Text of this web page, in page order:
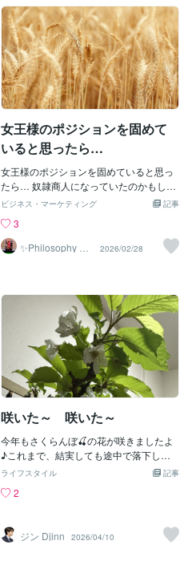
「今、本当は何をやめたいの？」「何を
始めたいの？」答えはすぐには出なくて
も大丈夫。でも、この問いが魂との対話
をスタートさせてくれます。おわりに：
身体が教えてくれる“進化のタイミン
グ”スピリチュアル的に、「疲れ」は悪い
ものではありません。むしろそれは、“方
向転換のサイン”だったり、“変化の前
兆”だったりするのです。どうか、自分を
責めないでください
す。言葉遣いや態度には気をつけましょ
う。一呼吸置いて、柔らかく喋るように
すると運が向いてきます。常に相手のこ
とを思いやる姿勢を忘れずに。友達から
の相談事は、解決策を提示するのではな
く、しっかりと聞く側になりましょう。꙳
✧˖°⌖ラッキーカラーはシルバーです。꙳✧
˖°⌖💓タロットカード78枚を使って、あな
たの「過去・現在・未来」をじっくりと
読み解きます。今の状況やこれからの展
開について丁寧にお伝えし、心のもやも
やや不安を少しでも軽くできるようサポ
ートします。💓そのほかのテーマについ
ても占うことができます。「恋愛や仕
事、人間関係のことを相談したい」「何
か背中を押してほしい」など、気になる
ことがあればお気軽にお尋ねくださいね꙳
✧˖°⌖メッセージはコチラから(⁎ᴗ͈ˬᴗ͈⁎)⏬⏬
です！꙳✧˖°⌖
女王様のポジションを固めて
いると思ったら…
女王様のポジションを固めていると思っ
たら… 奴隷商人になっていたのかもしれ
ない… ミストレス小悪魔様の権力は偉大
ω･´)っ=)´Д`):∵ 仕事のとき楽だからサイ
ズの大きい靴はいてる… (^_^;) 何です
かこれ (^_^;) … (^_^;) … ボティのあ
#) (ฅ`･ω･´)っ ミストレス小悪魔 ＶＳ
ヒロピン 先攻 ミストレス小悪魔 Ｖ
Ｓ ヒロピン 後攻メクソコーチ(^_^;)
で…？？ ☜ リーダーだけわかってな
いゲーム (^_^;) … (^_^;) … 絶対に人
気取れなそうなバトルでファンを獲得す
る場合どうすればいいか ※ ブランディ
ングコンサル応用編
記事
ビジネス・マーケティング
3
✨Philosophy Va
2026/02/28
咲いた～ 咲いた～
今年もさくらんぼ🍒の花が咲きましたよ
♪これまで、結実しても途中で落下して
収穫ができませんでした💦何が悪かった
といいなぁ～✨
記事
ライフスタイル
2
ジン Djinn 2026/04/10